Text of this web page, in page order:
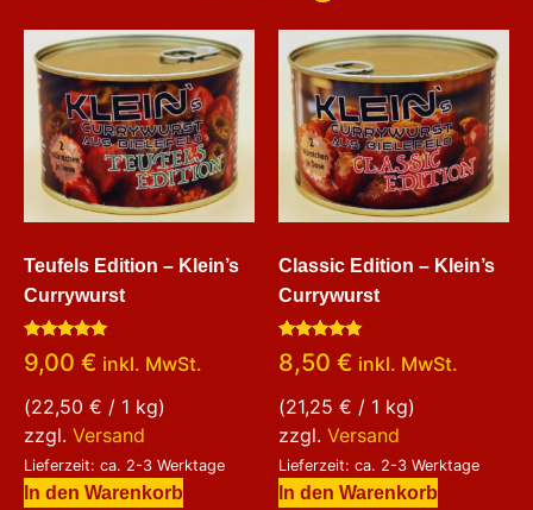
Teufels Edition – Klein’s
Currywurst
Bewertet
mit
von 5
9,00 € inkl. MwSt.
(22,50 € / 1 kg)
zzgl. Versand
Lieferzeit: ca. 2-3 Werktage
In den Warenkorb
Classic Edition – Klein’s
Currywurst
Bewertet
mit
von 5
8,50 € inkl. MwSt.
(21,25 € / 1 kg)
zzgl. Versand
Lieferzeit: ca. 2-3 Werktage
In den Warenkorb